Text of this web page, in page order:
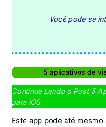
Você pode se
5 aplicativos de
Continue Lendo o Post 5
para iOS
Este app pode até